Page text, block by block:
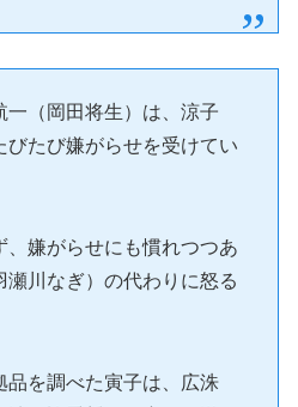
一（岡田将生）は、涼子
びたび嫌がらせを受けてい
、嫌がらせにも慣れつつあ
瀬川なぎ）の代わりに怒る
品を調べた寅子は、広洙